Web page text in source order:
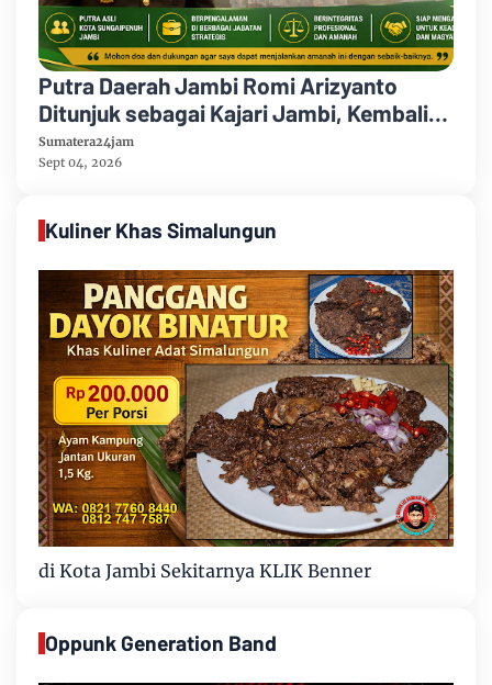
Putra Daerah Jambi Romi Arizyanto
Ditunjuk sebagai Kajari Jambi, Kembali
Mengabdi di Tanah Kelahiran
Sumatera24jam
Sept 04, 2026
Kuliner Khas Simalungun
di Kota Jambi Sekitarnya KLIK Benner
Oppunk Generation Band